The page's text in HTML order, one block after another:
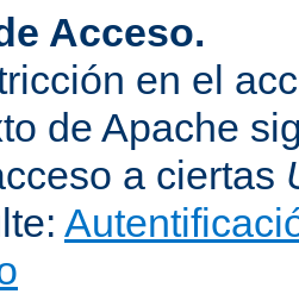
Acceso.
en el
de Apache
a ciertas